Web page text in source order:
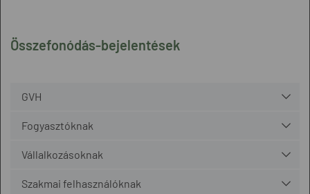
Összefonódás-bejelentések
GVH
Fogyasztóknak
Vállalkozásoknak
Szakmai felhasználóknak